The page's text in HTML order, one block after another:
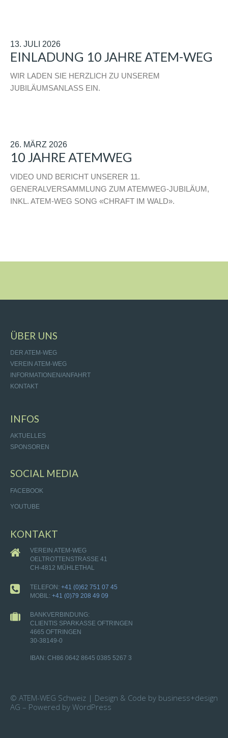
13. JULI 2026
EINLADUNG 10 JAHRE ATEM-WEG
WIR LADEN SIE HERZLICH ZU UNSEREM
JUBILÄUMSANLASS EIN.
26. MÄRZ 2026
10 JAHRE ATEMWEG
VIDEO UND BERICHT UNSERER 11.
GENERALVERSAMMLUNG ZUM ATEMWEG-JUBILÄUM,
INKL. ATEM-WEG SONG «CHRAFT IM WALD».
ÜBER UNS
DER ATEM-WEG
VEREIN ATEM-WEG
INFORMATIONEN/ANFAHRT
KONTAKT
INFOS
AKTUELLES
SPONSOREN
SOCIAL MEDIA
FACEBOOK
YOUTUBE
KONTAKT
VEREIN ATEM-WEG
OELTROTTENSTRASSE 41
CH-4812 MÜHLETHAL
TELEFON: +41 (0)62 751 07 45
MOBIL: +41 (0)79 208 49 09
BANKVERBINDUNG:
CLIENTIS SPARKASSE OFTRINGEN
4665 OFTRINGEN
30-38149-0
IBAN: CH86 0642 8645 0385 5267 3
© ATEM-WEG Schweiz | Design & Code by business+design
AG – Powered by WordPress